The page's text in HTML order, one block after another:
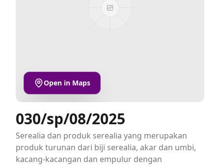
Open in Maps
030/sp/08/2025
Serealia dan produk serealia yang merupakan
produk turunan dari biji serealia, akar dan umbi,
kacang-kacangan dan empulur dengan